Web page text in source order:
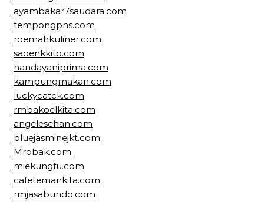
ayambakar7saudara.com
tempongpns.com
roemahkuliner.com
saoenkkito.com
handayaniprima.com
kampungmakan.com
luckycatck.com
rmbakoelkita.com
angelesehan.com
bluejasminejkt.com
Mrobak.com
miekungfu.com
cafetemankita.com
rmjasabundo.com